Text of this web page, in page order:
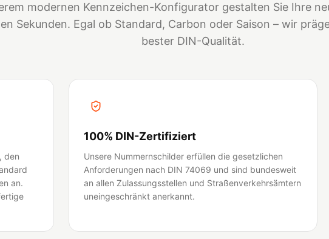
modernen Kennzeichen-Konfigurator gestalten Sie Ihre
Sekunden. Egal ob Standard, Carbon oder Saison – wir
bester DIN-Qualität.
den
an.
100% DIN-Zertifiziert
Unsere Nummernschilder erfüllen die gesetzlichen
Anforderungen nach DIN 74069 und sind bundesweit
an allen Zulassungsstellen und Straßenverkehrsämtern
uneingeschränkt anerkannt.